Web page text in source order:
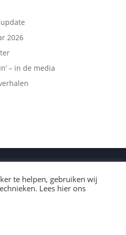
2026
– in de media
te helpen, gebruiken wij
Lees hier ons